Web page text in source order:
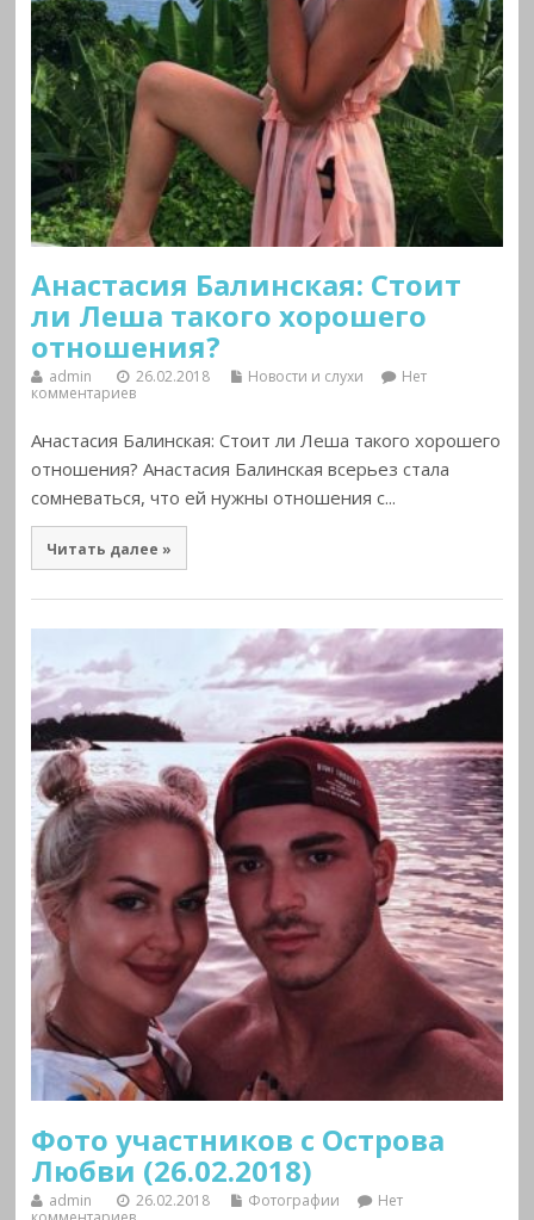
Анастасия Балинская: Стоит
ли Леша такого хорошего
отношения?
admin 26.02.2018 Новости и слухи
Нет
комментариев
Анастасия Балинская: Стоит ли Леша такого хорошего
отношения? Анастасия Балинская всерьез стала
сомневаться, что ей нужны отношения с...
Читать далее »
Фото участников с Острова
Любви (26.02.2018)
admin 26.02.2018 Фотографии
Нет